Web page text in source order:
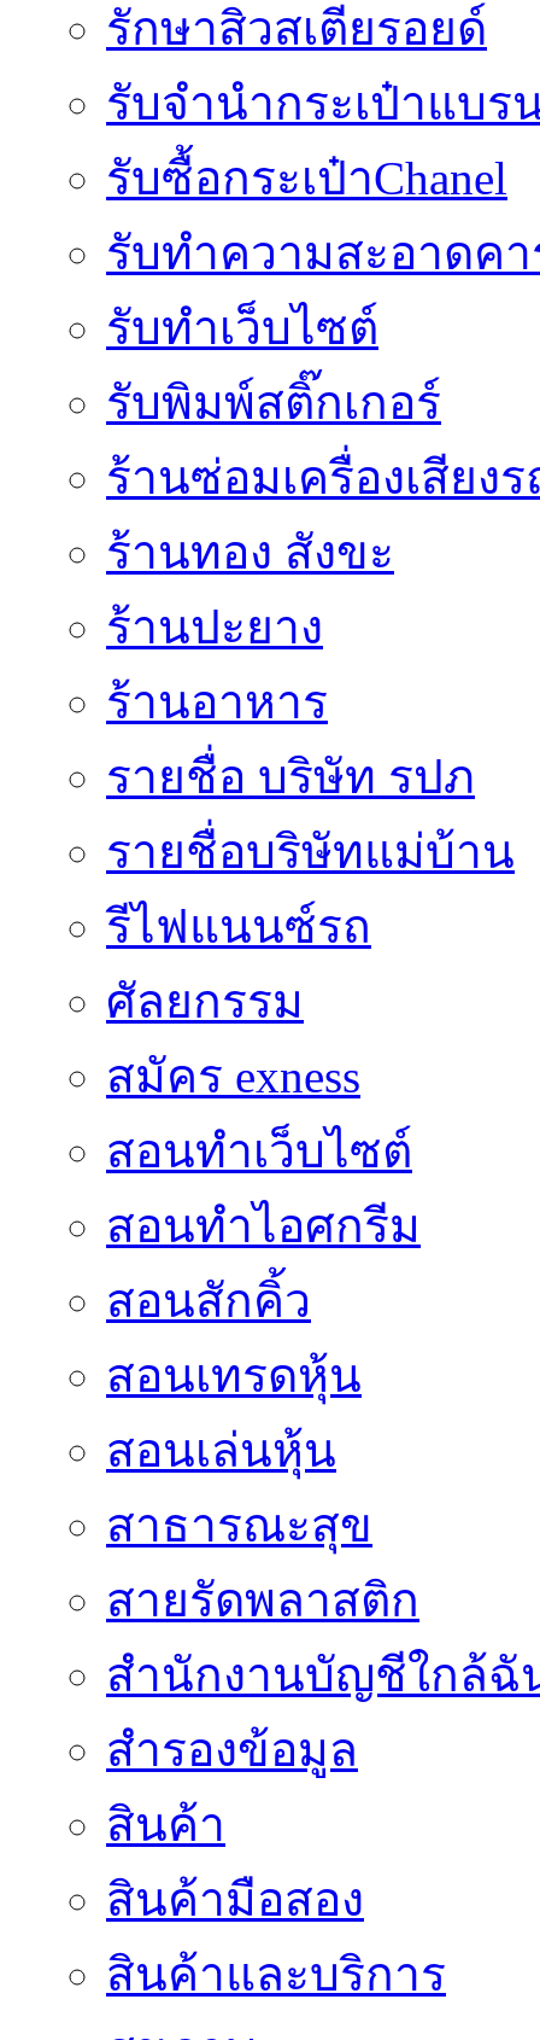
รักษาสิวสเตียรอยด์
รับจำนำกระเป๋าแบร
รับซื้อกระเป๋าChanel
รับทำความสะอาดค
รับทําเว็บไซต์
รับพิมพ์สติ๊กเกอร์
ร้านซ่อมเครื่องเสียง
ร้านทอง สังขะ
ร้านปะยาง
ร้านอาหาร
รายชื่อ บริษัท รปภ
รายชื่อบริษัทแม่บ้าน
รีไฟแนนซ์รถ
ศัลยกรรม
สมัคร exness
สอนทำเว็บไซต์
สอนทำไอศกรีม
สอนสักคิ้ว
สอนเทรดหุ้น
สอนเล่นหุ้น
สาธารณะสุข
สายรัดพลาสติก
สำนักงานบัญชีใกล้ฉั
สำรองข้อมูล
สินค้า
สินค้ามือสอง
สินค้าและบริการ